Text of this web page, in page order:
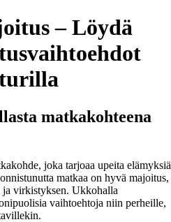
– Löydä
matkakohteena
joka tarjoaa upeita elämyksiä
matkaa on hyvä majoitus,
ja virkistyksen. Ukkohalla
vaihtoehtoja niin perheille,